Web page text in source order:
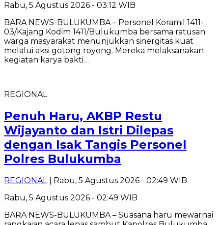
Rabu, 5 Agustus 2026 - 03:12 WIB
BARA NEWS-BULUKUMBA – Personel Koramil 1411-
03/Kajang Kodim 1411/Bulukumba bersama ratusan
warga masyarakat menunjukkan sinergitas kuat
melalui aksi gotong royong. Mereka melaksanakan
kegiatan karya bakti…
REGIONAL
Penuh Haru, AKBP Restu
Wijayanto dan Istri Dilepas
dengan Isak Tangis Personel
Polres Bulukumba
REGIONAL| Rabu, 5 Agustus 2026 - 02:49 WIB
Rabu, 5 Agustus 2026 - 02:49 WIB
BARA NEWS-BULUKUMBA – Suasana haru mewarnai